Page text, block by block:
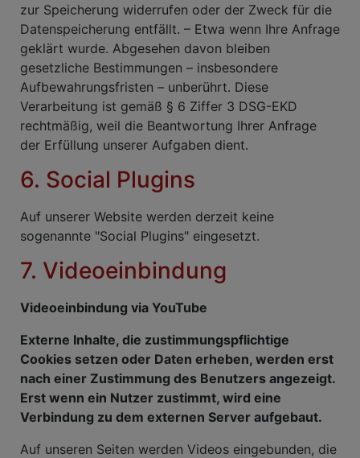
zur Speicherung widerrufen oder der Zweck für die
Datenspeicherung entfällt. – Etwa wenn Ihre Anfrage
geklärt wurde. Abgesehen davon bleiben
gesetzliche Bestimmungen – insbesondere
Aufbewahrungsfristen – unberührt. Diese
Verarbeitung ist gemäß § 6 Ziffer 3 DSG-EKD
rechtmäßig, weil die Beantwortung Ihrer Anfrage
der Erfüllung unserer Aufgaben dient.
6. Social Plugins
Auf unserer Website werden derzeit keine
sogenannte "Social Plugins" eingesetzt.
7. Videoeinbindung
Videoeinbindung via YouTube
Externe Inhalte, die zustimmungspflichtige
Cookies setzen oder Daten erheben, werden erst
nach einer Zustimmung des Benutzers angezeigt.
Erst wenn ein Nutzer zustimmt, wird eine
Verbindung zu dem externen Server aufgebaut.
Auf unseren Seiten werden Videos eingebunden, die